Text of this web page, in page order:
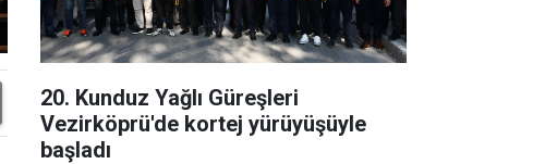
20. Kunduz Yağlı Güreşleri
Vezirköprü'de kortej yürüyüşüyle
başladı